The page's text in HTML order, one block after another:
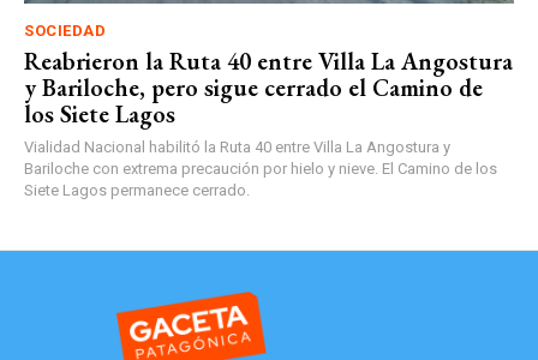
SOCIEDAD
Reabrieron la Ruta 40 entre Villa La Angostura
y Bariloche, pero sigue cerrado el Camino de
los Siete Lagos
Vialidad Nacional habilitó la Ruta 40 entre Villa La Angostura y
Bariloche con extrema precaución por hielo y nieve. El Camino de los
Siete Lagos permanece cerrado.